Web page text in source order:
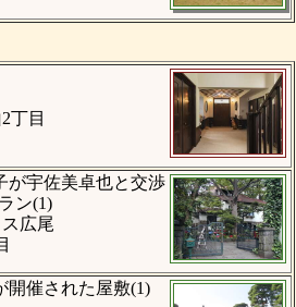
丁目
が宇佐美卓也と交渉
ン(1)
広尾
開催された屋敷(1)